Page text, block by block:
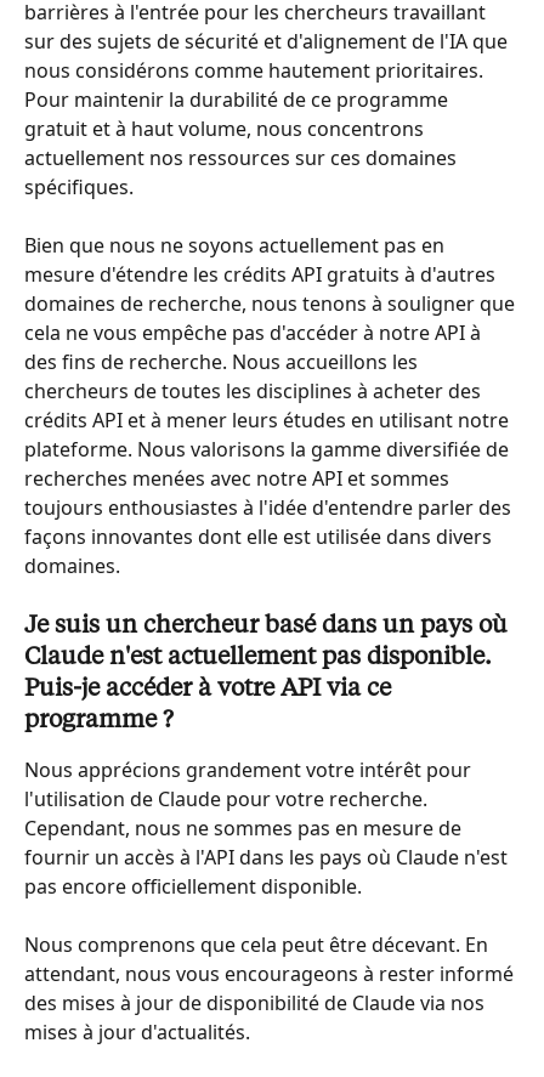
barrières à l'entrée pour les chercheurs travaillant
sur des sujets de sécurité et d'alignement de l'IA que
nous considérons comme hautement prioritaires.
Pour maintenir la durabilité de ce programme
gratuit et à haut volume, nous concentrons
actuellement nos ressources sur ces domaines
spécifiques.
Bien que nous ne soyons actuellement pas en
mesure d'étendre les crédits API gratuits à d'autres
domaines de recherche, nous tenons à souligner que
cela ne vous empêche pas d'accéder à notre API à
des fins de recherche. Nous accueillons les
chercheurs de toutes les disciplines à acheter des
crédits API et à mener leurs études en utilisant notre
plateforme. Nous valorisons la gamme diversifiée de
recherches menées avec notre API et sommes
toujours enthousiastes à l'idée d'entendre parler des
façons innovantes dont elle est utilisée dans divers
domaines.
Je suis un chercheur basé dans un pays où
Claude n'est actuellement pas disponible.
Puis-je accéder à votre API via ce
programme ?
Nous apprécions grandement votre intérêt pour
l'utilisation de Claude pour votre recherche.
Cependant, nous ne sommes pas en mesure de
fournir un accès à l'API dans les pays où Claude n'est
pas encore officiellement disponible.
Nous comprenons que cela peut être décevant. En
attendant, nous vous encourageons à rester informé
des mises à jour de disponibilité de Claude via nos
mises à jour d'actualités.